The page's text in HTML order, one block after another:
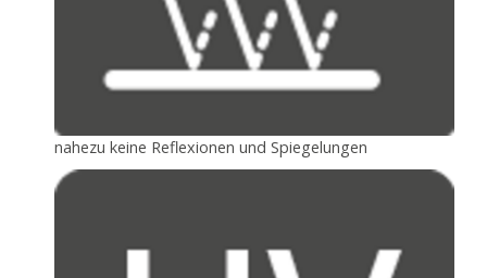
nahezu keine Reflexionen und Spiegelungen